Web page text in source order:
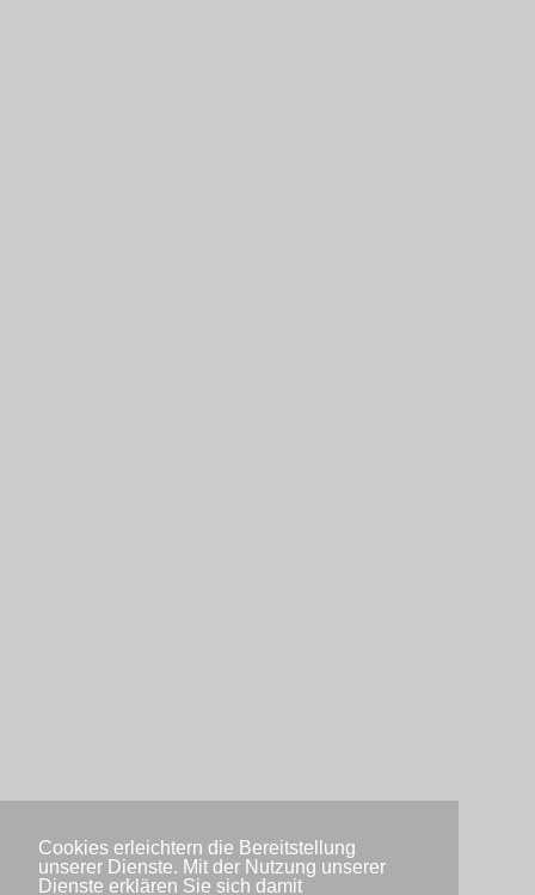
Cookies erleichtern die Bereitstellung
unserer Dienste. Mit der Nutzung unserer
Dienste erklären Sie sich damit